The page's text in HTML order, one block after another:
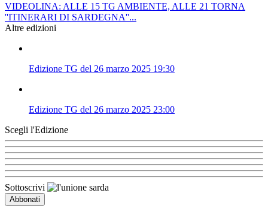
VIDEOLINA: ALLE 15 TG AMBIENTE, ALLE 21 TORNA
''ITINERARI DI SARDEGNA''...
Altre edizioni
Edizione TG del 26 marzo 2025 19:30
Edizione TG del 26 marzo 2025 23:00
Scegli l'Edizione
Sottoscrivi